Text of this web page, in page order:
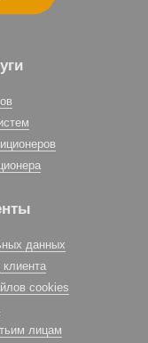
данных
cookies
лицам